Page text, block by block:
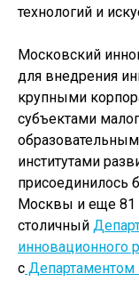
технологий и
Московский
для внедрения
крупными
субъектами
институтами
присоединилось
Москвы и еще 81
столичный
инновационного
с Департаментом